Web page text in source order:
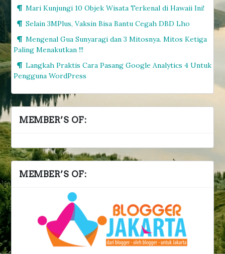
Mari Kunjungi 10 Objek Wisata Terkenal di Hawaii Ini!
Selain 3MPlus, Vaksin Bisa Bantu Cegah DBD Lho
Mengenal Gua Sunyaragi dan 3 Mitosnya. Mitos Ketiga
Paling Menakutkan !!!
Langkah Praktis Cara Pasang Google Analytics 4 Untuk
Pengguna WordPress
MEMBER’S OF:
MEMBER’S OF: